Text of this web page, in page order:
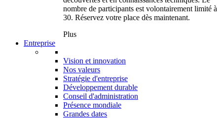
nombre de participants est volontairement limité à
30. Réservez votre place dès maintenant.
Plus
Entreprise
Vision et innovation
Nos valeurs
Stratégie d'entreprise
Développement durable
Conseil d'administration
Présence mondiale
Grandes dates